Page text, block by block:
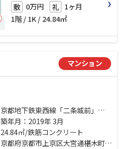
敷 0万円 礼 1ヶ月
1階 / 1K / 24.84㎡
マンション
京都地下鉄東西線「二条城前」
駅 徒歩13分 京都市営烏丸線「丸太
町」駅 徒歩15分 山陰本線「二条」
駅 徒歩20分
築年月：2019年 3月
24.84㎡/鉄筋コンクリート
京都府京都市上京区大宮通椹木町下る一町目